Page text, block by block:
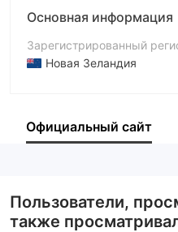
Основная информация
Зарегистрированный
Новая Зеландия
Компания
Официальный сайт
Пользователи,
также